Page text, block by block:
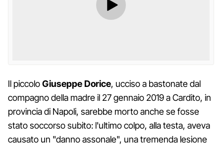
Il piccoloGiuseppe Dorice, ucciso a bastonate dal
compagno della madre il 27 gennaio 2019 a Cardito, in
provincia di Napoli, sarebbe morto anche se fosse
stato soccorso subito: l'ultimo colpo, alla testa, aveva
causato un "danno assonale", una tremenda lesione